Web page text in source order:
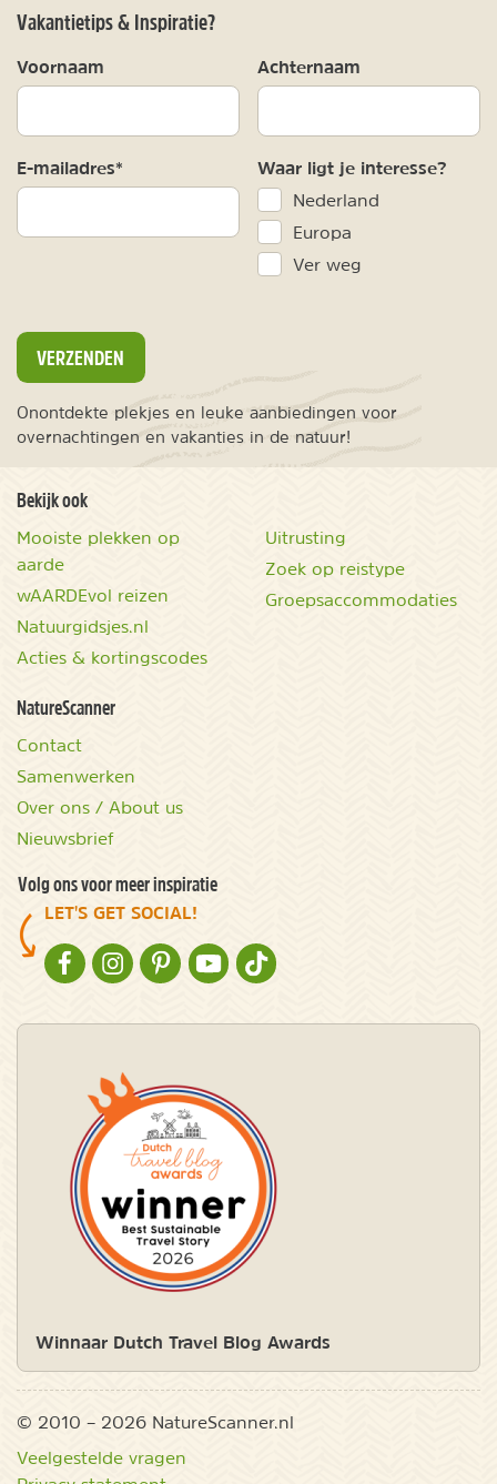
Vakantietips & Inspiratie?
Voornaam Achternaam
E-mailadres* Waar ligt je interesse?
Nederland
Europa
Ver weg
VERZENDEN
Onontdekte plekjes en leuke aanbiedingen voor
overnachtingen en vakanties in de natuur!
Bekijk ook
Mooiste plekken op
aarde
wAARDEvol reizen
Natuurgidsjes.nl
Acties & kortingscodes
Uitrusting
Zoek op reistype
Groepsaccommodaties
NatureScanner
Contact
Samenwerken
Over ons / About us
Nieuwsbrief
Volg ons voor meer inspiratie
LET'S GET SOCIAL!
NATURESCANNER OP FACEBOOK
NATURESCANNER OP INSTAGRAM
NATURESCANNER OP PINTEREST
NATURESCANNER OP YOUTUBE
NATURESCANNER OP TIKTOK
Winnaar Dutch Travel Blog Awards
© 2010 – 2026 NatureScanner.nl
Veelgestelde vragen